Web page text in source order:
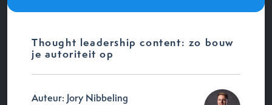
Thought leadership content: zo bouw
je autoriteit op
Auteur: Jory Nibbeling